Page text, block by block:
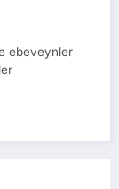
ebeveynler